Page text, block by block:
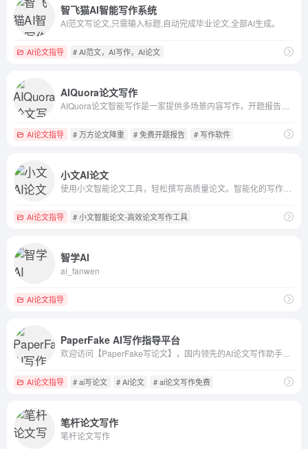
智飞猫AI智能写作系统
AI范文写论文,只需输入标题,自动完成毕业论文,全部AI生成。
AI论文指导 # AI范文，AI写作，AI论文
AIQuora论文写作
AI论文指导 # 万方论文降重 # 免费开题报告 # 写作软件
小文AI论文
AI论文指导 # 小文智能论文-高效论文写作工具
智学AI
ai_fanwen
AI论文指导
PaperFake AI写作指导平台
AI论文指导 # ai写论文 # AI论文 # ai论文写作免费
笔杆论文写作
笔杆论文写作